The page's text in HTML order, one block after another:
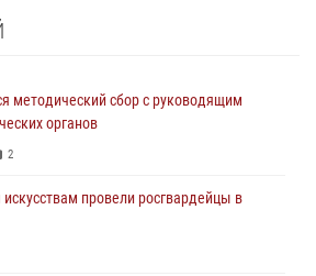
методический сбор с руководящим
органов
2
провели росгвардейцы в